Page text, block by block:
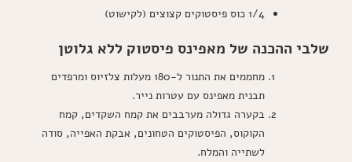
1/4 כוס פיסטוקים קצוצים (לקישוט)
שלבי ההכנה של מאפינס פיסטוק ללא גלוטן
מחממים את התנור ל-180 מעלות צלזיוס ומרפדים
תבנית מאפינס עם עטרות נייר.
בקערה גדולה מערבבים את קמח השקדים, קמח
הקוקוס, הפיסטוקים הטחונים, אבקת האפייה, סודה
לשתייה והמלח.